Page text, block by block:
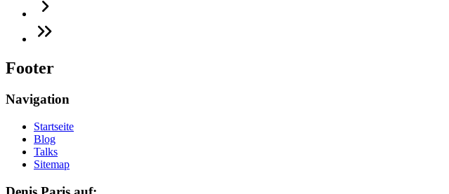
Footer
Navigation
Startseite
Blog
Talks
Sitemap